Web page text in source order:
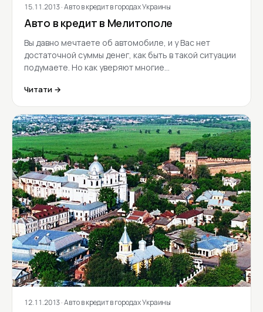
15.11.2013· Авто в кредит в городах Украины
Авто в кредит в Мелитополе
Вы давно мечтаете об автомобиле, и у Вас нет
достаточной суммы денег, как быть в такой ситуации
подумаете. Но как уверяют многие…
Читати →
12.11.2013· Авто в кредит в городах Украины